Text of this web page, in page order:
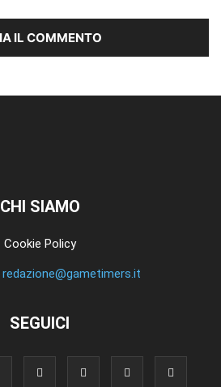
CHI SIAMO
Cookie Policy
redazione@gametimers.it
SEGUICI